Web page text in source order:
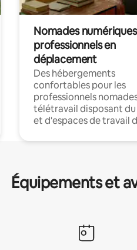
Nomades
professionnels en
déplacement
Des hébergements
confortables pour les
professionnels
télétravail disposant
et d'espaces de travail
Équipements et